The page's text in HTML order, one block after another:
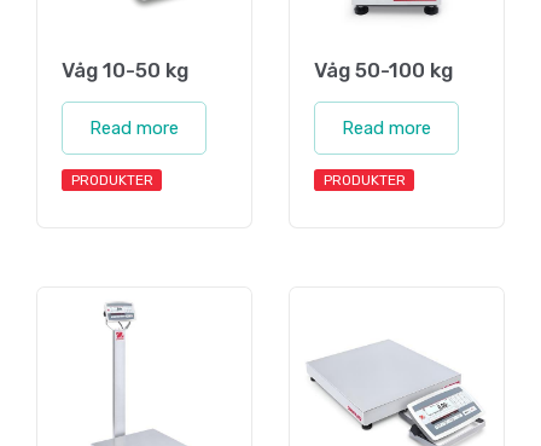
Våg 10-50 kg
Read more
PRODUKTER
Våg 50-100 kg
Read more
PRODUKTER